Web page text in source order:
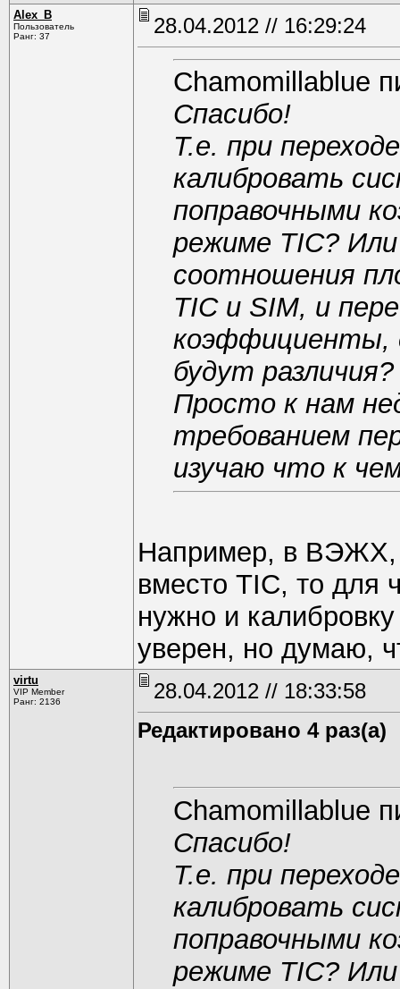
Alex_B
Пользователь
Ранг: 37
28.04.2012 // 16:29:24
Chamomillablue
Спасибо!
Т.е. при
калибровать
поправочными
режиме TIC?
соотношения
TIC и SIM, и
коэффициенты,
будут различия?
Просто к нам
требованием
изучаю что к
Например, в ВЭЖХ,
вместо TIC, то для
нужно и
уверен, но думаю,
virtu
VIP Member
Ранг: 2136
28.04.2012 // 18:33:58
Редактировано 4 раз(а)
Chamomillablue
Спасибо!
Т.е. при
калибровать
поправочными
режиме TIC?